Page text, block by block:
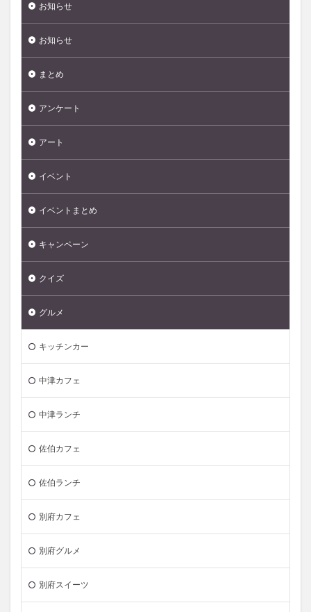
お知らせ
お知らせ
まとめ
アンケート
アート
イベント
イベントまとめ
キャンペーン
クイズ
グルメ
キッチンカー
中津カフェ
中津ランチ
佐伯カフェ
佐伯ランチ
別府カフェ
別府グルメ
別府スイーツ